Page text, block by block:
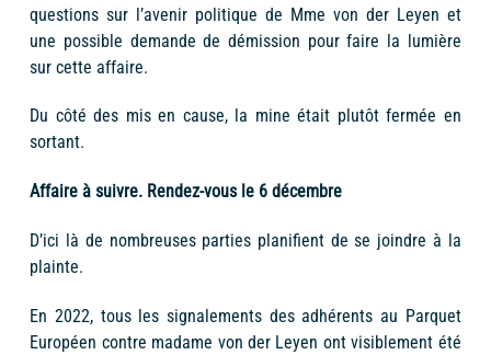
questions sur l’avenir politique de Mme von der Leyen et
une possible demande de démission pour faire la lumière
sur cette affaire.
Du côté des mis en cause, la mine était plutôt fermée en
sortant.
Affaire à suivre. Rendez-vous le 6 décembre
D’ici là de nombreuses parties planifient de se joindre à la
plainte.
En 2022, tous les signalements des adhérents au Parquet
Européen contre madame von der Leyen ont visiblement été